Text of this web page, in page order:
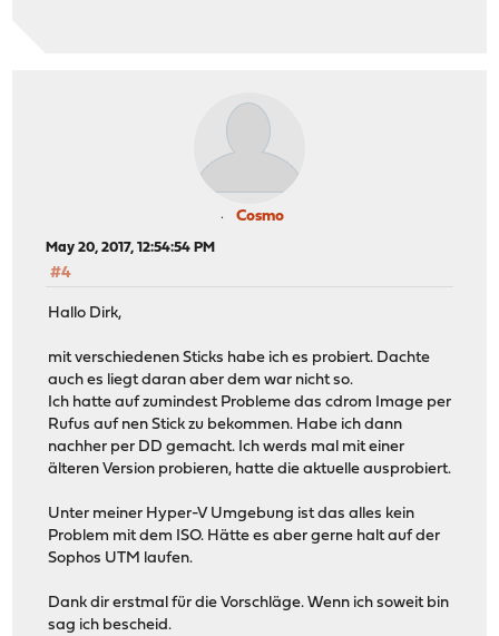
Cosmo
May 20, 2017, 12:54:54 PM
#4
Hallo Dirk,
mit verschiedenen Sticks habe ich es probiert. Dachte
auch es liegt daran aber dem war nicht so.
Ich hatte auf zumindest Probleme das cdrom Image per
Rufus auf nen Stick zu bekommen. Habe ich dann
nachher per DD gemacht. Ich werds mal mit einer
älteren Version probieren, hatte die aktuelle ausprobiert.
Unter meiner Hyper-V Umgebung ist das alles kein
Problem mit dem ISO. Hätte es aber gerne halt auf der
Sophos UTM laufen.
Dank dir erstmal für die Vorschläge. Wenn ich soweit bin
sag ich bescheid.